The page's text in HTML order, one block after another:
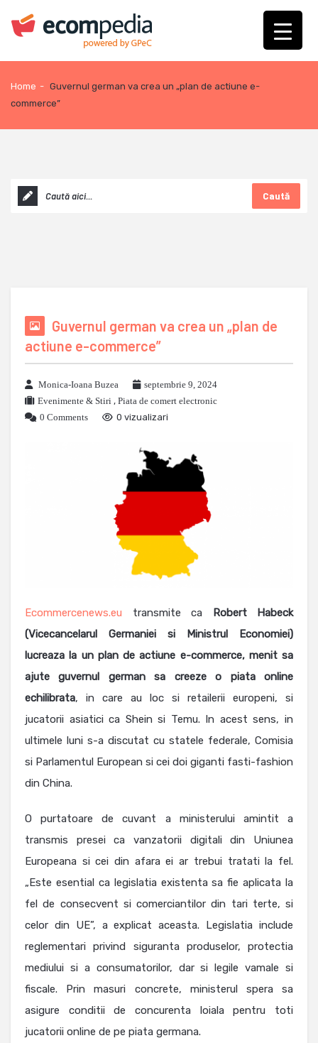
Home - Guvernul german va crea un „plan de actiune e-
commerce”
Caută
Guvernul german va crea un „plan de
actiune e-commerce”
Monica-Ioana Buzea
septembrie 9, 2024
Evenimente & Stiri , Piata de comert electronic
0 Comments
0 vizualizari
Ecommercenews.eu transmite ca Robert Habeck
(Vicecancelarul Germaniei si Ministrul Economiei)
lucreaza la un plan de actiune e-commerce, menit sa
ajute guvernul german sa creeze o piata online
echilibrata, in care au loc si retailerii europeni, si
jucatorii asiatici ca Shein si Temu. In acest sens, in
ultimele luni s-a discutat cu statele federale, Comisia
si Parlamentul European si cei doi giganti fasti-fashion
din China.
O purtatoare de cuvant a ministerului amintit a
transmis presei ca vanzatorii digitali din Uniunea
Europeana si cei din afara ei ar trebui tratati la fel.
„Este esential ca legislatia existenta sa fie aplicata la
fel de consecvent si comerciantilor din tari terte, si
celor din UE”, a explicat aceasta. Legislatia include
reglementari privind siguranta produselor, protectia
mediului si a consumatorilor, dar si legile vamale si
fiscale. Prin masuri concrete, ministerul spera sa
asigure conditii de concurenta loiala pentru toti
jucatorii online de pe piata germana.